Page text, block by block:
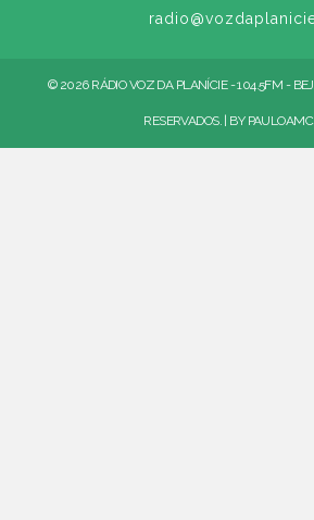
© 2026 RÁDIO VOZ DA PLANÍCIE - 104.5FM -
RESERVADOS. | BY